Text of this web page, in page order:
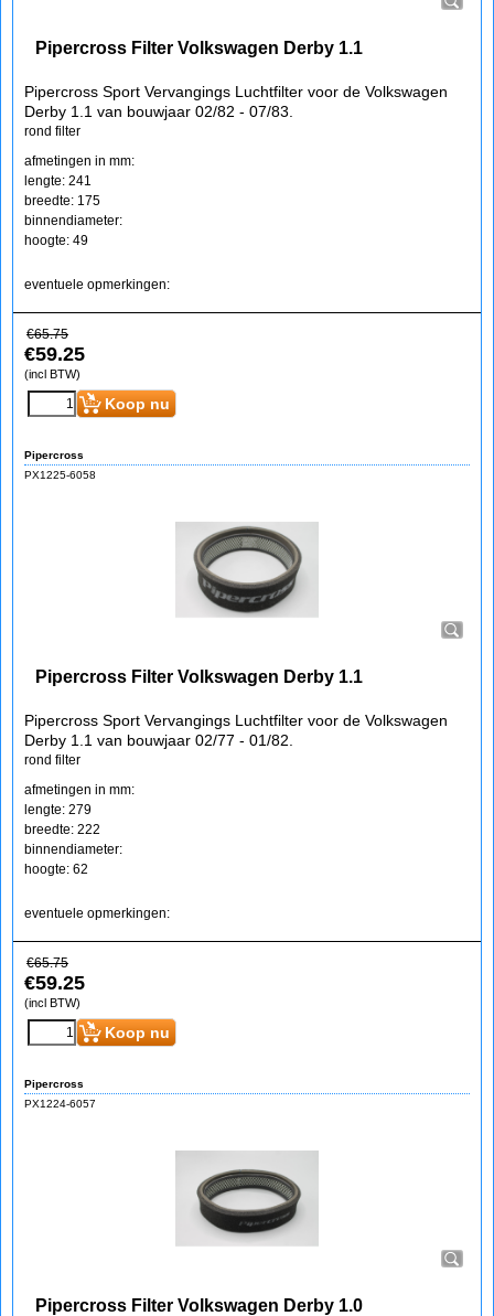
Pipercross Filter Volkswagen Derby 1.1
Pipercross Sport Vervangings Luchtfilter voor de Volkswagen
Derby 1.1 van bouwjaar 02/82 - 07/83.
rond filter
afmetingen in mm:
lengte: 241
breedte: 175
binnendiameter:
hoogte: 49
eventuele opmerkingen:
€65.75
€59.25
(incl BTW)
Koop nu
Pipercross
PX1225-6058
Pipercross Filter Volkswagen Derby 1.1
Pipercross Sport Vervangings Luchtfilter voor de Volkswagen
Derby 1.1 van bouwjaar 02/77 - 01/82.
rond filter
afmetingen in mm:
lengte: 279
breedte: 222
binnendiameter:
hoogte: 62
eventuele opmerkingen:
€65.75
€59.25
(incl BTW)
Koop nu
Pipercross
PX1224-6057
Pipercross Filter Volkswagen Derby 1.0